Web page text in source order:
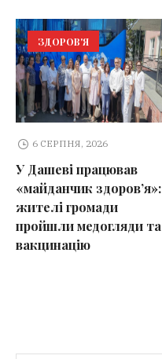
ЗДОРОВ'Я
6 СЕРПНЯ, 2026
У Дашеві працював
«майданчик здоров’я»:
жителі громади
пройшли медогляди та
вакцинацію